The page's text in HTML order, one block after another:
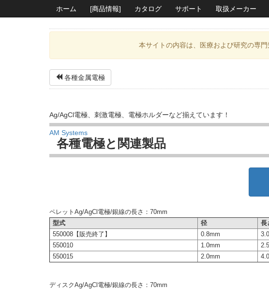
ホーム [商品情報] カタログ サポート 取扱メーカー
本サイトの内容は、医療および研究の専
各種金属電極
Ag/AgCl電極、刺激電極、電極ホルダーなど揃えています！
AM Systems
各種電極と関連製品
ペレットAg/AgCl電極/銀線の長さ：70mm
型式
径
長
550008【販売終了】
0.8mm
550010
1.0mm
550015
2.0mm
ディスクAg/AgCl電極/銀線の長さ：70mm